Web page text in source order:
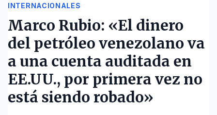
INTERNACIONALES
Marco Rubio: «El dinero
del petróleo venezolano va
a una cuenta auditada en
EE.UU., por primera vez no
está siendo robado»